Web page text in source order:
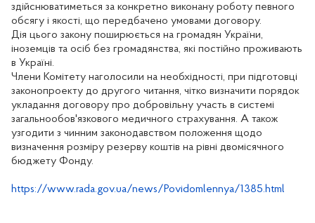
здійснюватиметься за конкретно виконану роботу певного
обсягу і якості, що передбачено умовами договору.
Дія цього закону поширюється на громадян України,
іноземців та осіб без громадянства, які постійно проживають
в Україні.
Члени Комітету наголосили на необхідності, при підготовці
законопроекту до другого читання, чітко визначити порядок
укладання договору про добровільну участь в системі
загальнообов'язкового медичного страхування. А також
узгодити з чинним законодавством положення щодо
визначення розміру резерву коштів на рівні двомісячного
бюджету Фонду.
https://www.rada.gov.ua/news/Povidomlennya/1385.html